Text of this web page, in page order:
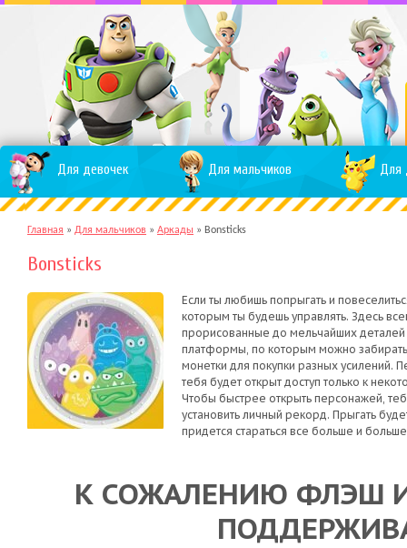
Для девочек Для мальчиков Для
Главная » Для мальчиков » Аркады » Bonsticks
Bonsticks
Если ты любишь попрыгать и
которым ты будешь управлять. Здесь
прорисованные до мельчайших
платформы, по которым можно
монетки для покупки разных усилений.
тебя будет открыт доступ только к
Чтобы быстрее открыть персонажей,
установить личный рекорд. Прыгать
придется стараться все больше и
К СОЖАЛЕНИЮ ФЛЭШ